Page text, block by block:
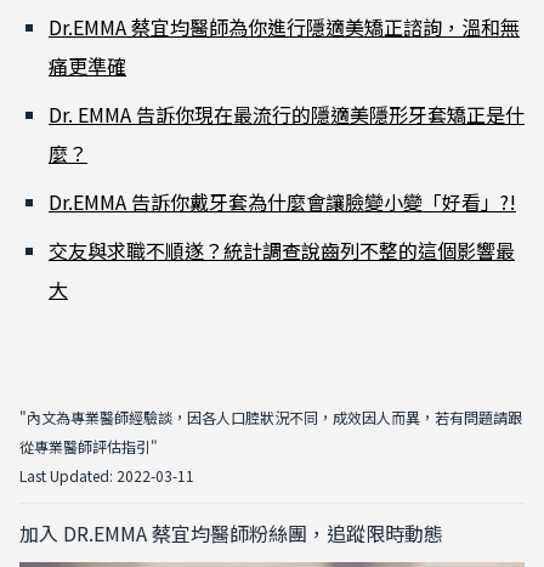
Dr.EMMA 蔡宜均醫師為你進行隱適美矯正諮詢，溫和無
痛更準確
Dr. EMMA 告訴你現在最流行的隱適美隱形牙套矯正是什
麼？
Dr.EMMA 告訴你戴牙套為什麼會讓臉變小變「好看」?!
交友與求職不順遂？統計調查說齒列不整的這個影響最
大
"內文為專業醫師經驗談，因各人口腔狀況不同，成效因人而異，若有問題請跟
從專業醫師評估指引"
Last Updated: 2022-03-11
加入 DR.EMMA 蔡宜均醫師粉絲團，追蹤限時動態